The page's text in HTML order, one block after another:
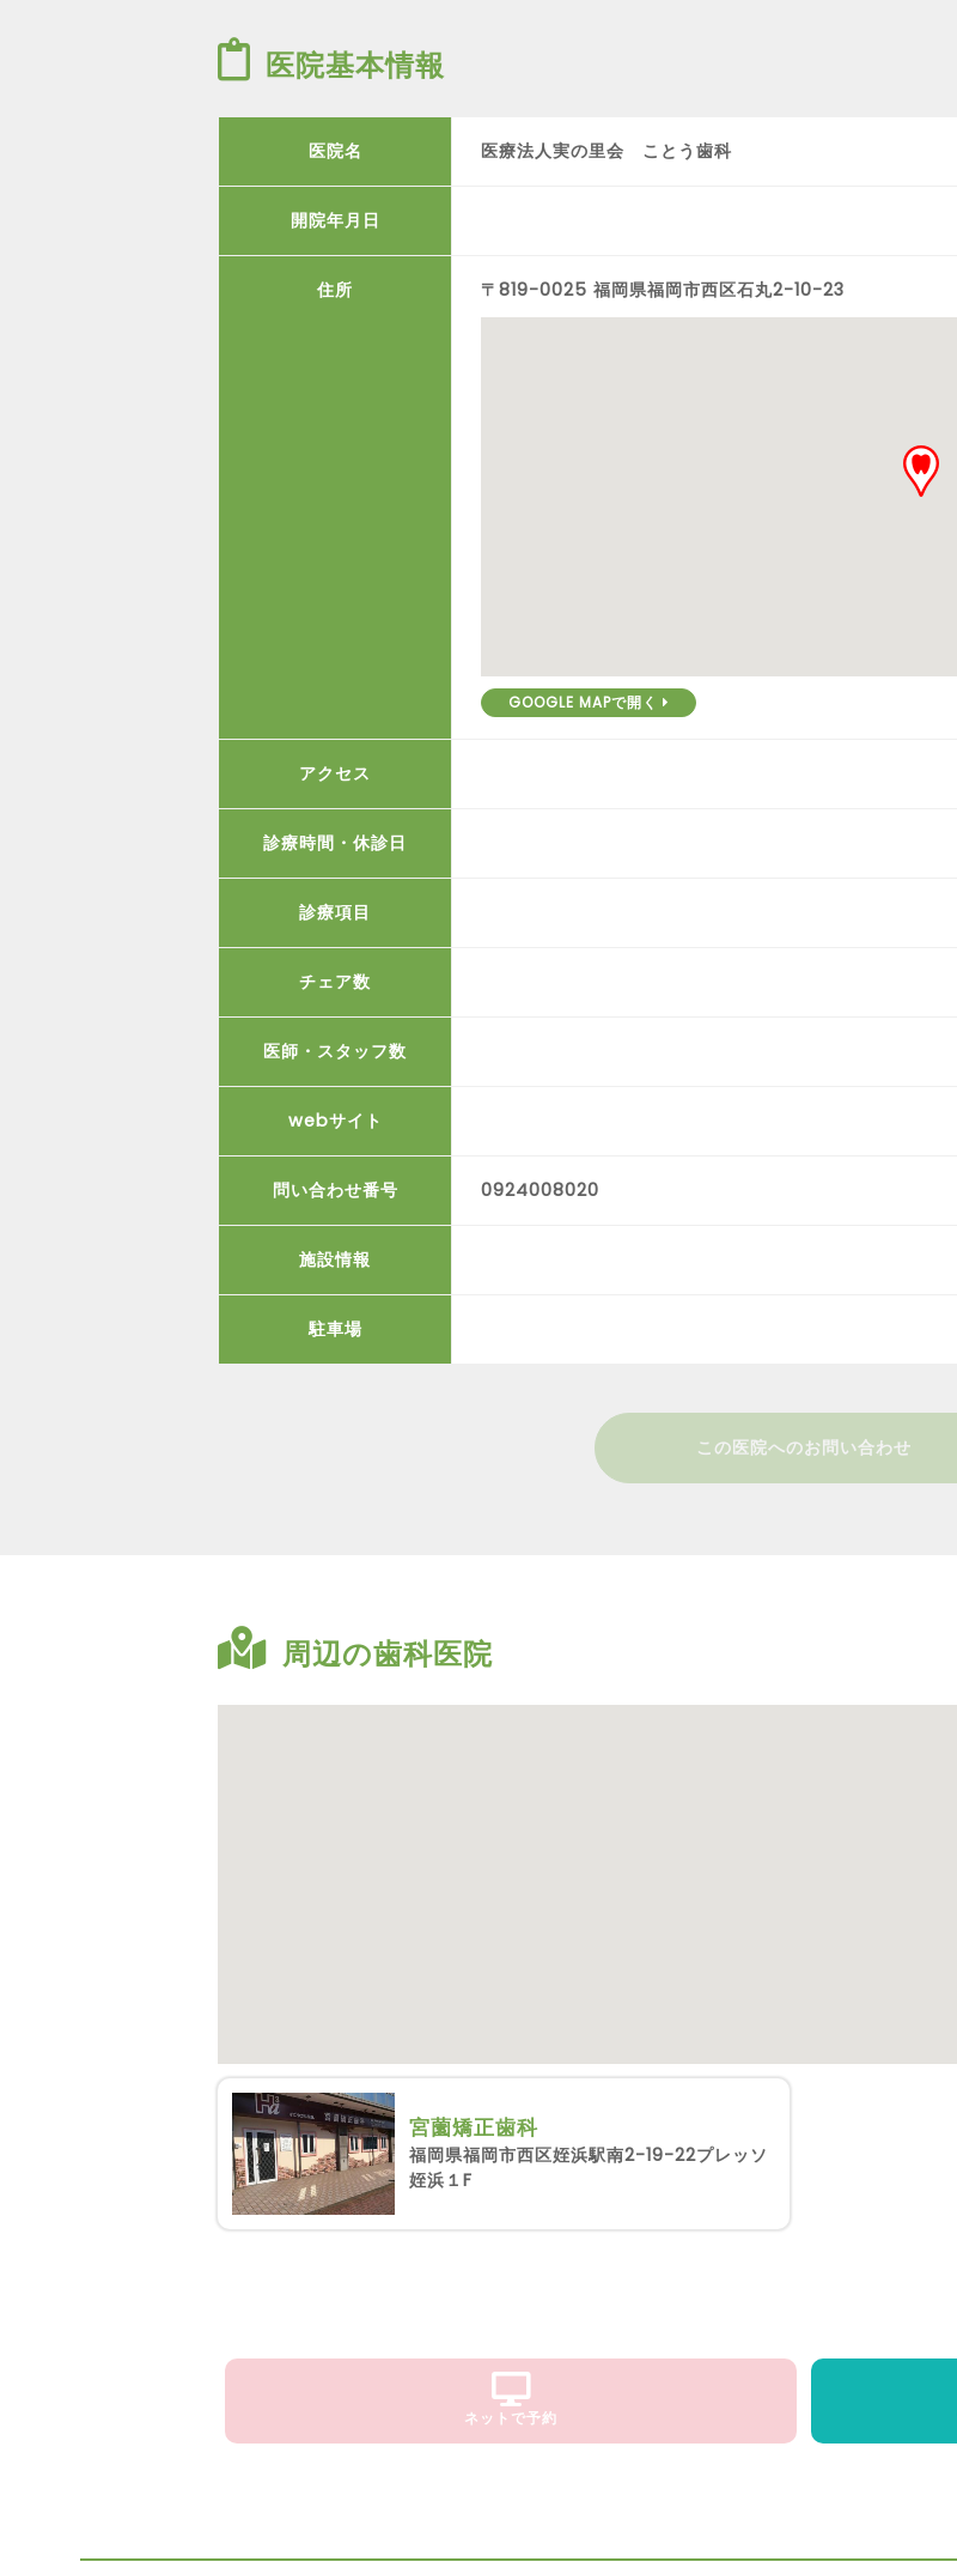
医院基本情報
医院名 医療法人実の里会 ことう歯科
開院年月日
住所 〒819-0025 福岡県福岡市西区石丸2-10-23
GOOGLE MAPで開く
アクセス
診療時間・休診日
診療項目
チェア数
医師・スタッフ数
webサイト
問い合わせ番号 0924008020
施設情報
駐車場
この医院へのお問い合わせ
周辺の歯科医院
宮薗矯正歯科
福岡県福岡市西区姪浜駅南2-19-22プレッソ
姪浜１F
ネットで予約